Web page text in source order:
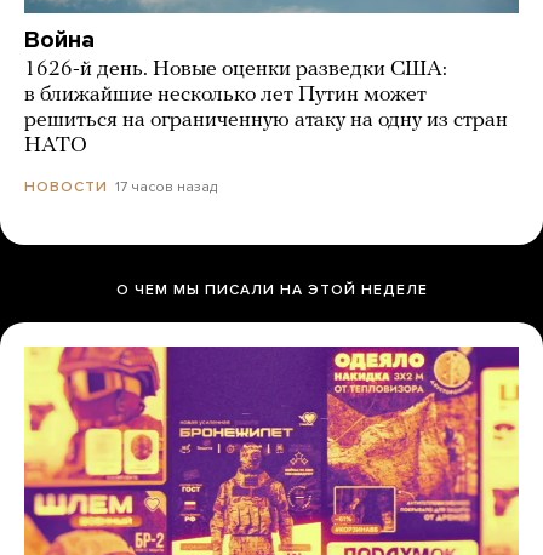
Война
1626-й день. Новые оценки разведки США:
в ближайшие несколько лет Путин может
решиться на ограниченную атаку на одну из стран
НАТО
НОВОСТИ 17 часов назад
О ЧЕМ МЫ ПИСАЛИ НА ЭТОЙ НЕДЕЛЕ